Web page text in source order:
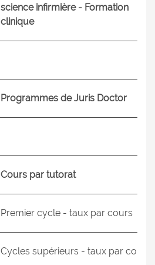
science infirmière - Formation
clinique
Programmes de Juris Doctor
Cours par tutorat
Premier cycle - taux par cours
Cycles supérieurs - taux par cours